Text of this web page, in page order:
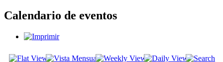
Calendario de eventos